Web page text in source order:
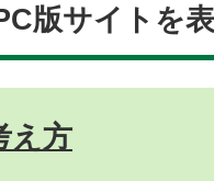
版サイトを
え方